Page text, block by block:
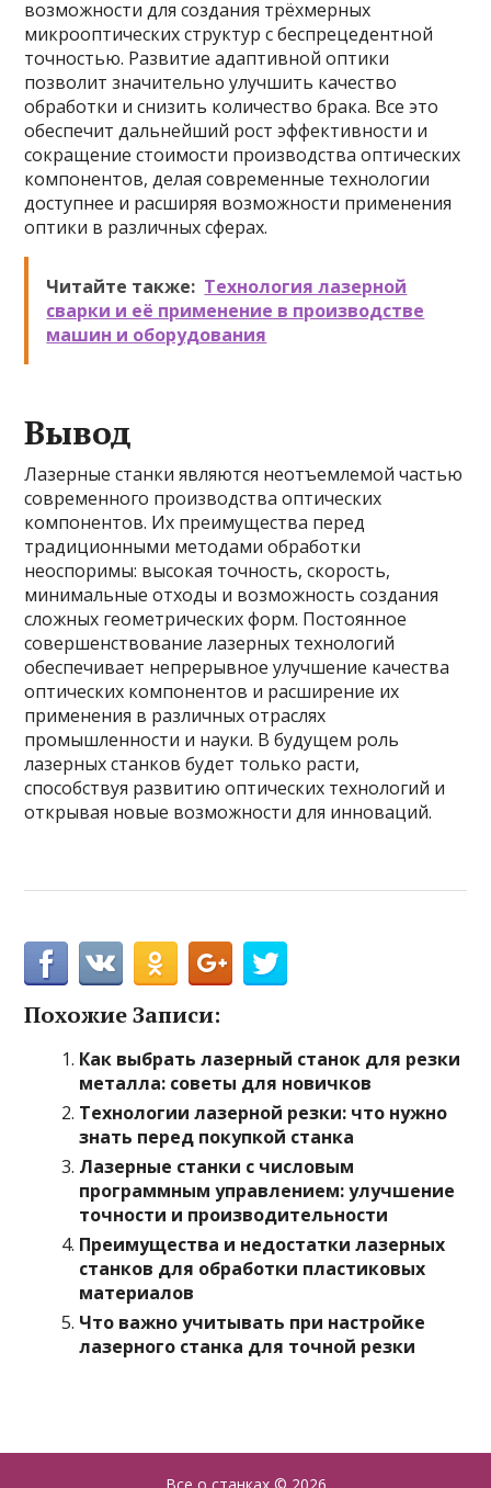
возможности для создания трёхмерных
микрооптических структур с беспрецедентной
точностью. Развитие адаптивной оптики
позволит значительно улучшить качество
обработки и снизить количество брака. Все это
обеспечит дальнейший рост эффективности и
сокращение стоимости производства оптических
компонентов, делая современные технологии
доступнее и расширяя возможности применения
оптики в различных сферах.
Читайте также: Технология лазерной
сварки и её применение в производстве
машин и оборудования
Вывод
Лазерные станки являются неотъемлемой частью
современного производства оптических
компонентов. Их преимущества перед
традиционными методами обработки
неоспоримы: высокая точность, скорость,
минимальные отходы и возможность создания
сложных геометрических форм. Постоянное
совершенствование лазерных технологий
обеспечивает непрерывное улучшение качества
оптических компонентов и расширение их
применения в различных отраслях
промышленности и науки. В будущем роль
лазерных станков будет только расти,
способствуя развитию оптических технологий и
открывая новые возможности для инноваций.
Похожие Записи:
Как выбрать лазерный станок для резки
металла: советы для новичков
Технологии лазерной резки: что нужно
знать перед покупкой станка
Лазерные станки с числовым
программным управлением: улучшение
точности и производительности
Преимущества и недостатки лазерных
станков для обработки пластиковых
материалов
Что важно учитывать при настройке
лазерного станка для точной резки